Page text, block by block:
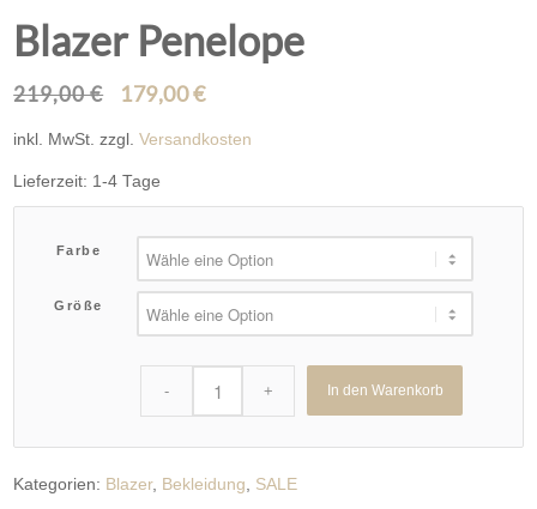
Blazer Penelope
219,00€
Ursprünglicher
war:
219,00 €
179,00€Aktueller
ist:
inkl. MwSt. zzgl.Versandkosten
Lieferzeit: 1-4 Tage
Farbe
Größe
In den Warenkorb
Kategorien: Blazer, Bekleidung, SALE